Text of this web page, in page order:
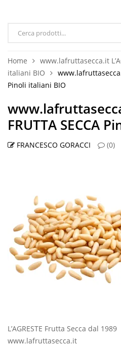
Products
Home
www.lafruttasecca.it
italiani BIO
Pinoli italiani BIO
FRUTTA SECCA
FRANCESCO GORACCI (0)
L’AGRESTE Frutta Secca dal 1989
www.lafruttasecca.it